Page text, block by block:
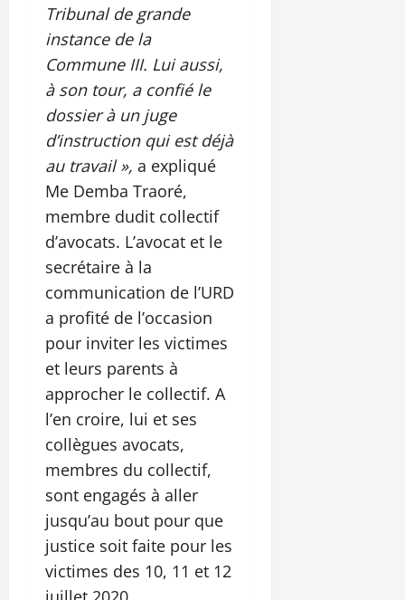
Tribunal de grande
instance de la
Commune III. Lui aussi,
à son tour, a confié le
dossier à un juge
d’instruction qui est déjà
au travail », a expliqué
Me Demba Traoré,
membre dudit collectif
d’avocats. L’avocat et le
secrétaire à la
communication de l’URD
a profité de l’occasion
pour inviter les victimes
et leurs parents à
approcher le collectif. A
l’en croire, lui et ses
collègues avocats,
membres du collectif,
sont engagés à aller
jusqu’au bout pour que
justice soit faite pour les
victimes des 10, 11 et 12